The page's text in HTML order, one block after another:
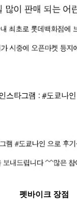
펫바이크 장점